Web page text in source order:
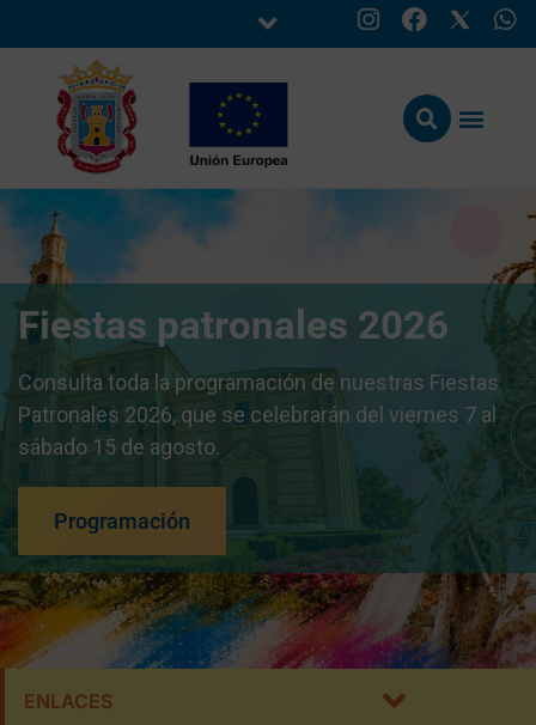
Fiestas patronales 2026
Consulta toda la programación de nuestras Fiestas
Patronales 2026, que se celebrarán del viernes 7 al
sábado 15 de agosto.
Programación
ENLACES